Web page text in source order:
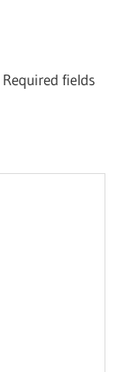
Required fields